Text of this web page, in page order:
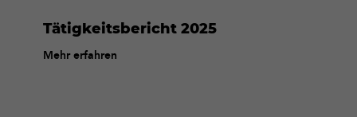
Tätigkeitsbericht 2025
Mehr erfahren